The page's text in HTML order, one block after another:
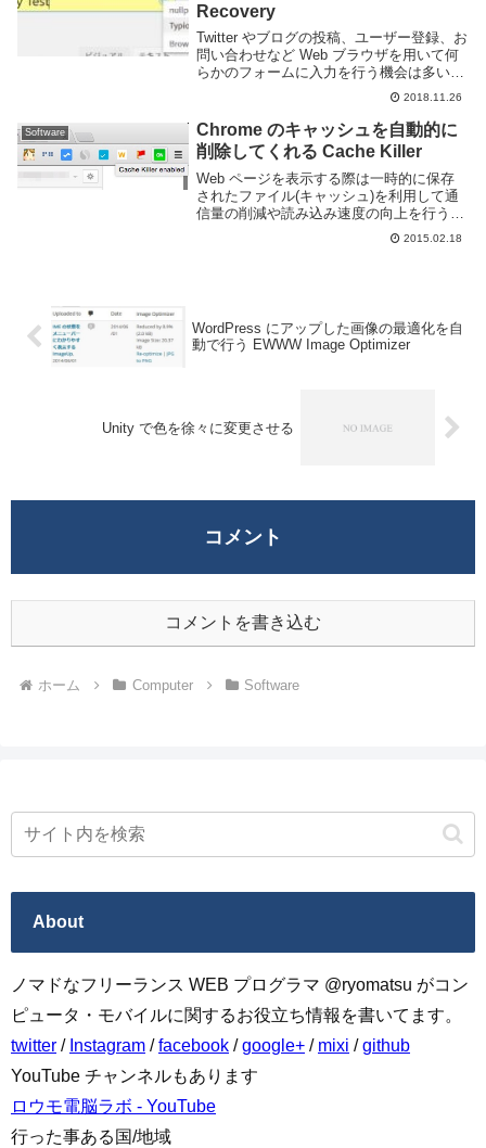
Recovery
Twitter やブログの投稿、ユーザー登録、お
問い合わせなど Web ブラウザを用いて何
らかのフォームに入力を行う機会は多いと
思が、その際、Web ブラウザが突然クラ
ッシュしたり操作を間違えてタブを閉じた
りなどしてフォームに入力したテキス...
2018.11.26
Software
Chrome のキャッシュを自動的に
削除してくれる Cache Killer
Web ページを表示する際は一時的に保存
されたファイル(キャッシュ)を利用して通
信量の削減や読み込み速度の向上を行う事
が多いです。しかしこのキャッシュのせい
で Web ページを更新したのに古いままだ
2015.02.18
WordPress にアップした画像の最適化を自
動で行う EWWW Image Optimizer
Unity で色を徐々に変更させる
コメント
コメントを書き込む
ホーム Computer Software
About
ノマドなフリーランス WEB プログラマ @ryomatsu がコン
ピュータ・モバイルに関するお役立ち情報を書いてます。
twitter / Instagram /facebook /google+ / mixi /github
YouTube チャンネルもあります
ロウモ電脳ラボ - YouTube
行った事ある国/地域